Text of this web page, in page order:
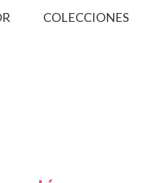
COLECCIONES